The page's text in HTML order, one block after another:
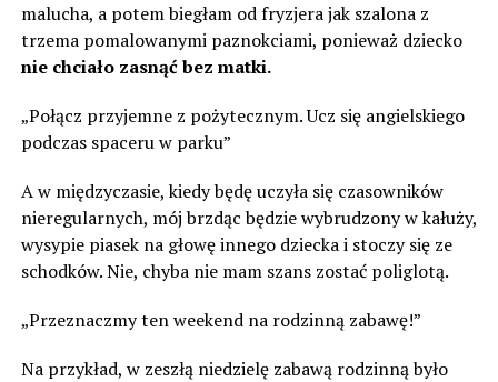
malucha, a potem biegłam od fryzjera jak szalona z
trzema pomalowanymi paznokciami, ponieważ dziecko
nie chciało zasnąć bez matki.
„Połącz przyjemne z pożytecznym. Ucz się angielskiego
podczas spaceru w parku”
A w międzyczasie, kiedy będę uczyła się czasowników
nieregularnych, mój brzdąc będzie wybrudzony w kałuży,
wysypie piasek na głowę innego dziecka i stoczy się ze
schodków. Nie, chyba nie mam szans zostać poliglotą.
„Przeznaczmy ten weekend na rodzinną zabawę!”
Na przykład, w zeszłą niedzielę zabawą rodzinną było